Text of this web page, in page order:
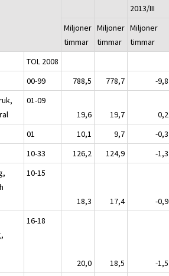
2013/III
Miljoner
timmar
Miljoner
timmar
Miljoner
timmar
TOL 2008
00-99 788,5 778,7 -9,8
01-09
19,6
19,7 0,2
01 10,1 9,7 -0,3
10-33 126,2 124,9 -1,3
10-15
18,3 17,4 -0,9
16-18
20,0 18,5 -1,5